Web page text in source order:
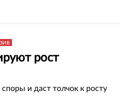
рост
и даст толчок к росту